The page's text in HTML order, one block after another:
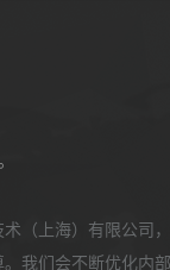
术（上海）有限公司
。我们会不断优化内